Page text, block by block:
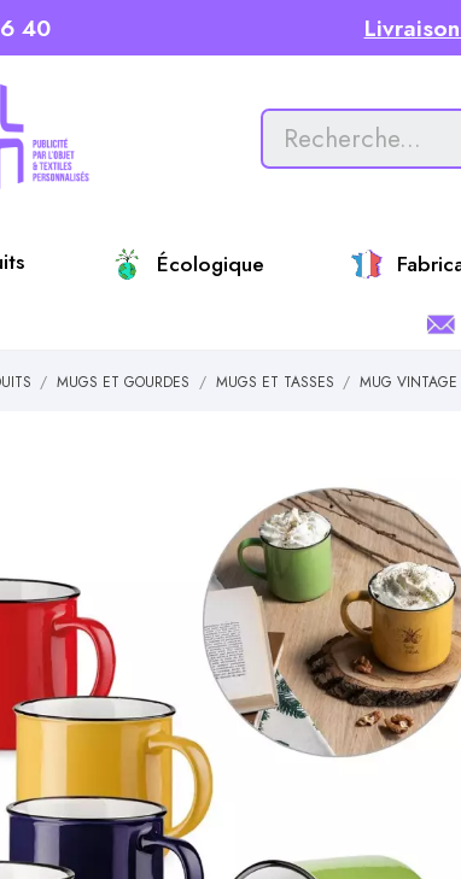
40
Écologique
MUGS ET GOURDES MUGS ET TASSES MUG VINTAGE